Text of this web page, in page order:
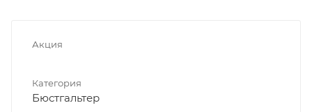
Акция
Категория
Бюстгальтер